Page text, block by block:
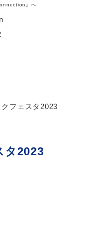
』へ
社概
・ア
セス
クフェスタ2023
タ2023